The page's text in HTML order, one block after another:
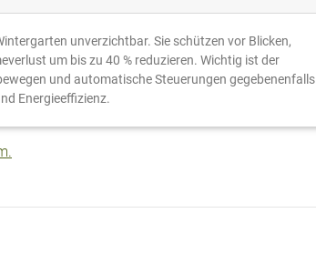
unverzichtbar. Sie schützen vor Blicken,
um bis zu 40 % reduzieren. Wichtig ist der
und automatische Steuerungen gegebenenfalls
Energieeffizienz.